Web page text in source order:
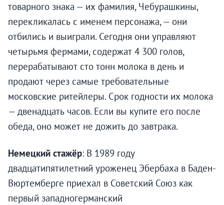
товарного знака — их фамилия, Чебурашкины,
перекликалась с именем персонажа, — они
отбились и выиграли. Сегодня они управляют
четырьмя фермами, содержат 4 300 голов,
перерабатывают сто тонн молока в день и
продают через самые требовательные
московские ритейлеры. Срок годности их молока
— двенадцать часов. Если вы купите его после
обеда, оно может не дожить до завтрака.
Немецкий стажёр: В 1989 году
двадцатипятилетний уроженец Эбербаха в Баден-
Вюртемберге приехал в Советский Союз как
первый западногерманский